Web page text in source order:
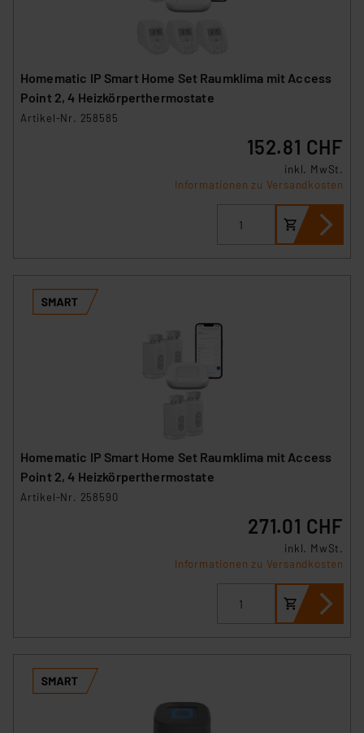
Homematic IP Smart Home Set Raumklima mit Access
Point 2, 4 Heizkörperthermostate
Artikel-Nr. 258585
152.81 CHF
inkl. MwSt.
Informationen zu Versandkosten
Homematic IP Smart Home Set Raumklima mit Access
Point 2, 4 Heizkörperthermostate
Artikel-Nr. 258590
271.01 CHF
inkl. MwSt.
Informationen zu Versandkosten